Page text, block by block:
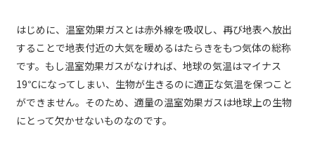
はじめに、温室効果ガスとは赤外線を吸収し、再び地表へ放出
することで地表付近の大気を暖めるはたらきをもつ気体の総称
です。もし温室効果ガスがなければ、地球の気温はマイナス
19℃になってしまい、生物が生きるのに適正な気温を保つこと
ができません。そのため、適量の温室効果ガスは地球上の生物
にとって欠かせないものなのです。